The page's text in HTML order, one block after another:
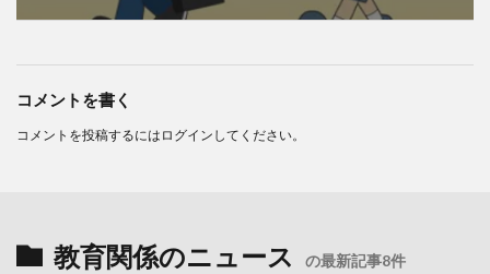
コメントを書く
コメントを投稿するには ログイン してください。
教育関係のニュース の最新記事8件